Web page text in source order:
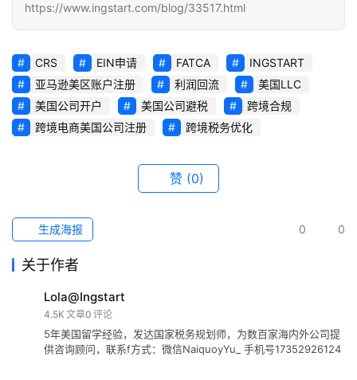
https://www.ingstart.com/blog/33517.html
CRS EIN申请 FATCA
INGSTART
亚马逊美区账户注册
利润回流
美国LLC
美国公司开户
美国公司避税
跨境合规
跨境电商美国公司注册
跨境税务优化
赞 (0)
0 0
生成海报
关于作者
Lola@Ingstart
4.5K 文章0 评论
5年美国留学经验，发达国家税务规划师，为数百家海内外公司提
供咨询顾问，联系f方式：微信NaiquoyYu_ 手机号17352926124